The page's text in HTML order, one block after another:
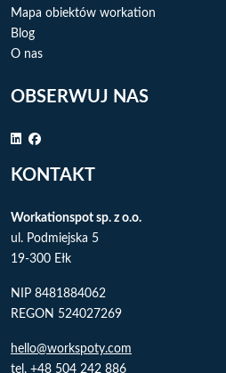
Mapa obiektów workation
Blog
O nas
OBSERWUJ NAS
KONTAKT
Workationspot sp. z o.o.
ul. Podmiejska 5
19-300 Ełk
NIP 8481884062
REGON 524027269
hello@workspoty.com
tel. +48 504 242 886